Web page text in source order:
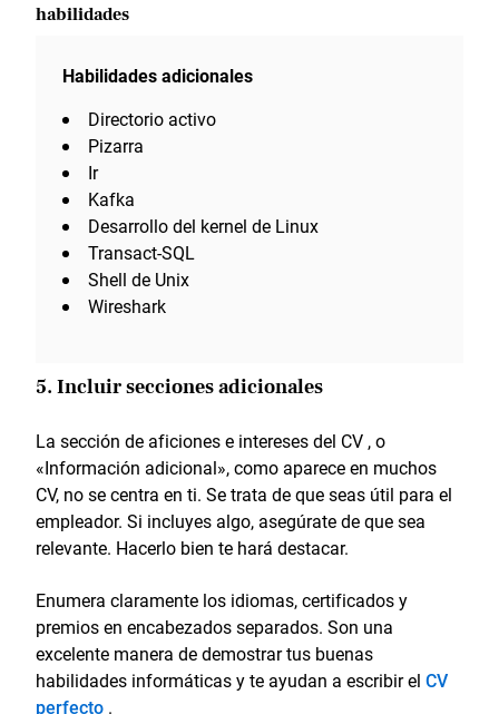
habilidades
Habilidades adicionales
Directorio activo
Pizarra
Ir
Kafka
Desarrollo del kernel de Linux
Transact-SQL
Shell de Unix
Wireshark
5. Incluir secciones adicionales
La sección de aficiones e intereses del CV , o
«Información adicional», como aparece en muchos
CV, no se centra en ti. Se trata de que seas útil para el
empleador. Si incluyes algo, asegúrate de que sea
relevante. Hacerlo bien te hará destacar.
Enumera claramente los idiomas, certificados y
premios en encabezados separados. Son una
excelente manera de demostrar tus buenas
habilidades informáticas y te ayudan a escribir el CV
perfecto .